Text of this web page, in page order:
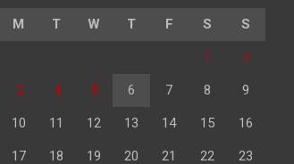
M T W T F S S
1 2
3 4 5 6 7 8 9
10 11 12 13 14 15 16
17 18 19 20 21 22 23